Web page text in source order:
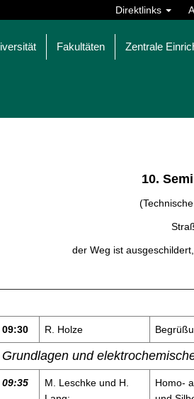
Direktlinks
Fakultäten Zentrale
10.
der Weg ist
09:30 R. Holze
Grundlagen und
09:35
M. Leschke und H.
Homo-